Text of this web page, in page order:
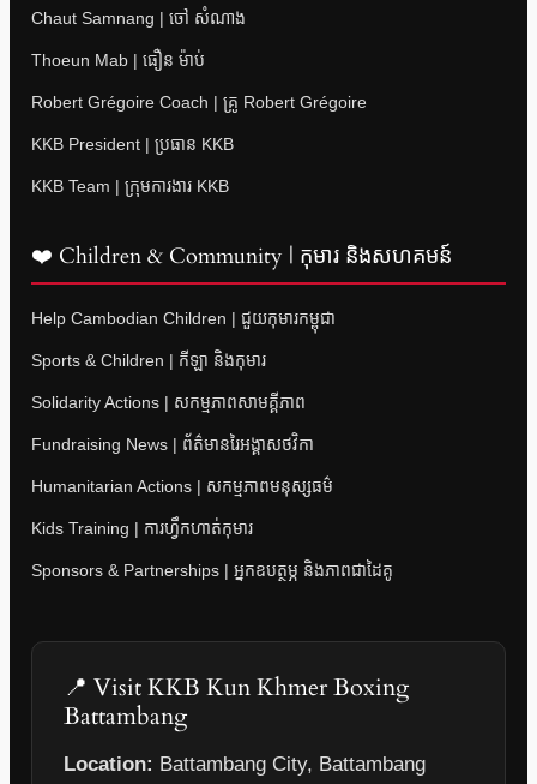
Chaut Samnang | ចៅ សំណាង
Thoeun Mab | ធឿន ម៉ាប់
Robert Grégoire Coach | គ្រូ Robert Grégoire
KKB President | ប្រធាន KKB
KKB Team | ក្រុមការងារ KKB
❤️ Children & Community | កុមារ និងសហគមន៍
Help Cambodian Children | ជួយកុមារកម្ពុជា
Sports & Children | កីឡា និងកុមារ
Solidarity Actions | សកម្មភាពសាមគ្គីភាព
Fundraising News | ព័ត៌មានរៃអង្គាសថវិកា
Humanitarian Actions | សកម្មភាពមនុស្សធម៌
Kids Training | ការហ្វឹកហាត់កុមារ
Sponsors & Partnerships | អ្នកឧបត្ថម្ភ និងភាពជាដៃគូ
📍 Visit KKB Kun Khmer Boxing
Battambang
Location: Battambang City, Battambang